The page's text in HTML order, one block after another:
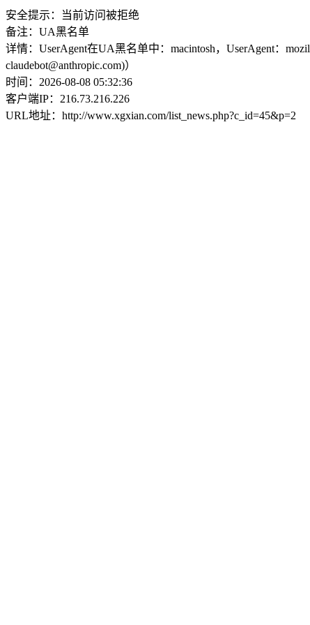
安全提示：当前访问被拒绝
备注：UA黑名单
详情：UserAgent在UA黑名单中：macintosh，UserAgent：
claudebot@anthropic.com)）
时间：2026-08-08 05:32:36
客户端IP：216.73.216.226
URL地址：http://www.xgxian.com/list_news.php?c_id=45&p=2